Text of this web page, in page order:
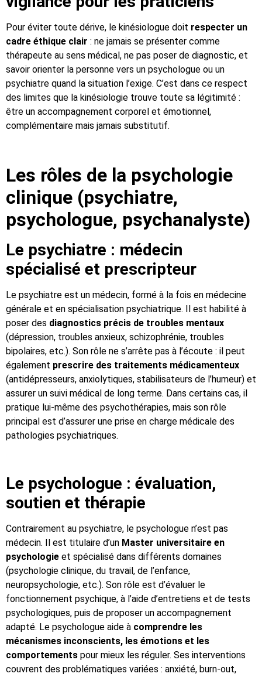
Pour éviter toute dérive, le kinésiologue doit respecter un
cadre éthique clair : ne jamais se présenter comme
thérapeute au sens médical, ne pas poser de diagnostic, et
savoir orienter la personne vers un psychologue ou un
psychiatre quand la situation l’exige. C’est dans ce respect
des limites que la kinésiologie trouve toute sa légitimité :
être un accompagnement corporel et émotionnel,
complémentaire mais jamais substitutif.
Les rôles de la psychologie
clinique (psychiatre,
psychologue, psychanalyste)
Le psychiatre : médecin
spécialisé et prescripteur
Le psychiatre est un médecin, formé à la fois en médecine
générale et en spécialisation psychiatrique. Il est habilité à
poser des diagnostics précis de troubles mentaux
(dépression, troubles anxieux, schizophrénie, troubles
bipolaires, etc.). Son rôle ne s’arrête pas à l’écoute : il peut
également prescrire des traitements médicamenteux
(antidépresseurs, anxiolytiques, stabilisateurs de l’humeur) et
assurer un suivi médical de long terme. Dans certains cas, il
pratique lui-même des psychothérapies, mais son rôle
principal est d’assurer une prise en charge médicale des
pathologies psychiatriques.
Le psychologue : évaluation,
soutien et thérapie
Contrairement au psychiatre, le psychologue n’est pas
médecin. Il est titulaire d’un Master universitaire en
psychologie et spécialisé dans différents domaines
(psychologie clinique, du travail, de l’enfance,
neuropsychologie, etc.). Son rôle est d’évaluer le
fonctionnement psychique, à l’aide d’entretiens et de tests
psychologiques, puis de proposer un accompagnement
adapté. Le psychologue aide à comprendre les
mécanismes inconscients, les émotions et les
comportements pour mieux les réguler. Ses interventions
couvrent des problématiques variées : anxiété, burn-out,